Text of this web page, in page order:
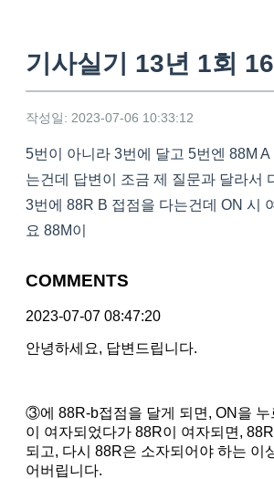
기사실기 13년 1회
작성일: 2023-07-06 10:33:12
5번이 아니라 3번에 달고 5번엔 88M
는건데 답변이 조금 제 질문과 달라서
3번에 88R B 접점을 다는건데 ON 시
요 88M이
COMMENTS
2023-07-07 08:47:20
안녕하세요, 답변드립니다.
③에 88R-b접점을 달게 되면, ON을 누
이 여자되었다가 88R이 여자되면,
되고, 다시 88R은 소자되어야 하는 이
어버립니다.